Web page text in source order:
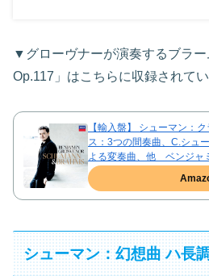
▼グローヴナーが演奏するブラ
Op.117」はこちらに収録されて
【輸入盤】 シューマン：
ス：3つの間奏曲、C.シュ
よる変奏曲、他 ベンジャ
シューマン：幻想曲 ハ長